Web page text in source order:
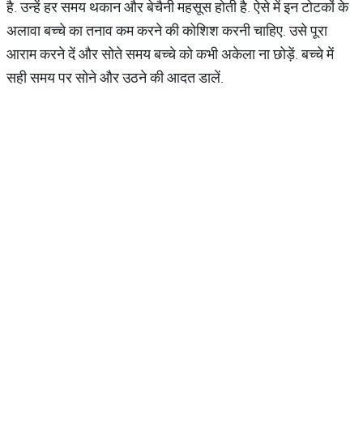
है. उन्हें हर समय थकान और बेचैनी महसूस होती है. ऐसे में इन टोटकों के
अलावा बच्चे का तनाव कम करने की कोशिश करनी चाहिए. उसे पूरा
आराम करने दें और सोते समय बच्चे को कभी अकेला ना छोड़ें. बच्चे में
सही समय पर सोने और उठने की आदत डालें.